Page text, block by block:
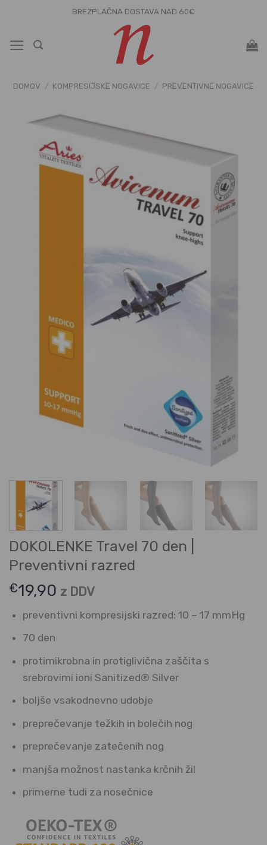
vsebino
BREZPLAČNA DOSTAVA NAD 60€
DOMOV / KOMPRESIJSKE NOGAVICE / PREVENTIVNE NOGAVICE
DOKOLENKE Travel 70 den |
Preventivni razred
€19,90 z DDV
preventivni kompresijski razred: 10 – 17 mmHg
70 den
protimikrobna in protiglivična zaščita s
srebrovimi ioni Sanitized® Silver
boljše vsakodnevno udobje
preprečevanje težkih in bolečih nog
preprečevanje zatečenih nog
manjša možnost nastanka krčnih žil
primerne tudi za nosečnice